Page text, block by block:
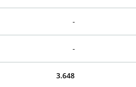
-
-
3.648